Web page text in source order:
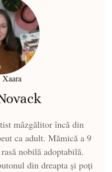
mâzgălitor încă din
ca adult. Mămică a 9
nobilă adoptabilă.
din dreapta și poți